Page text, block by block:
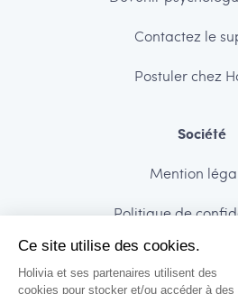
Contactez le
Postuler chez
Société
Mention
Politique de
Sécurité des
Ce site utilise des cookies.
Holivia et ses partenaires utilisent des
cookies pour stocker et/ou accéder à des